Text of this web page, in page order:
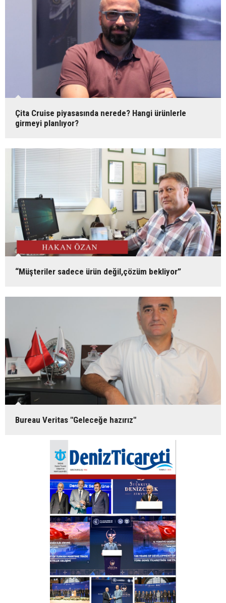
Çita Cruise piyasasında nerede? Hangi ürünlerle
girmeyi planlıyor?
“Müşteriler sadece ürün değil,çözüm bekliyor”
Bureau Veritas "Geleceğe hazırız"